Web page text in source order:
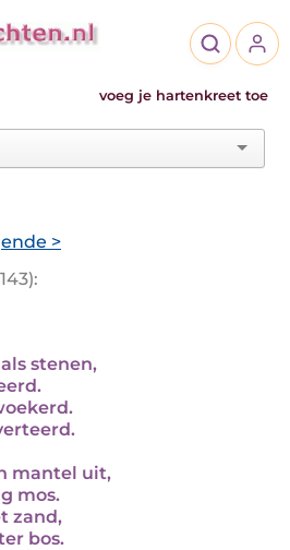
voeg je hartenkreet toe
>
stenen,
mantel uit,
mos.
zand,
bos.